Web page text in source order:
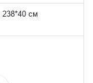
238*40 см